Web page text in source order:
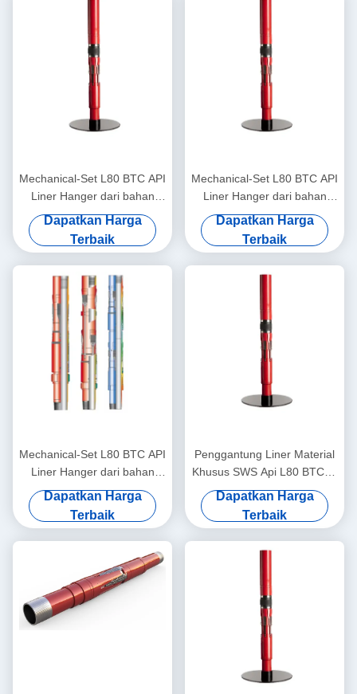
Mechanical-Set L80 BTC API
Liner Hanger dari bahan
khusus untuk ladang minyak
Dapatkan Harga
Terbaik
Mechanical-Set L80 BTC API
Liner Hanger dari bahan
khusus untuk ladang minyak
Dapatkan Harga
Terbaik
Mechanical-Set L80 BTC API
Liner Hanger dari bahan
khusus untuk ladang minyak
Dapatkan Harga
Terbaik
Penggantung Liner Material
Khusus SWS Api L80 BTC13
3/8"*7 5/8" dengan Set
Mekanis untuk Penggunaan
Ladang Minyak Tersedia
Sekarang
Dapatkan Harga
Terbaik